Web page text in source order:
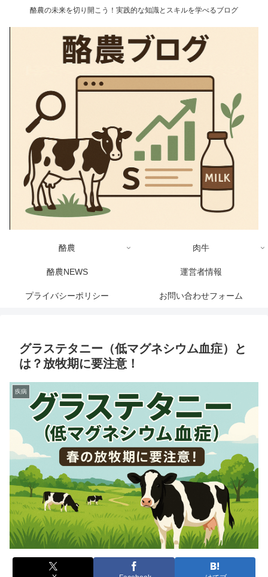
酪農の未来を切り開こう！実践的な知識とスキルを学べるブログ
酪農 肉牛
酪農NEWS 運営者情報
プライバシーポリシー お問い合わせフォーム
グラステタニー（低マグネシウム血症）と
は？放牧期に要注意！
疾病